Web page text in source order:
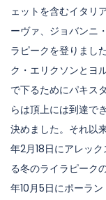
ェットを含むイタリ
ーヴァ、ジョバンニ
ラピークを登りまし
ク・エリクソンとヨ
で下るためにパキス
らは頂上には到達で
決めました。それ以
年2月18日にアレッ
る冬のライラピーク
年10月5日にポーラ